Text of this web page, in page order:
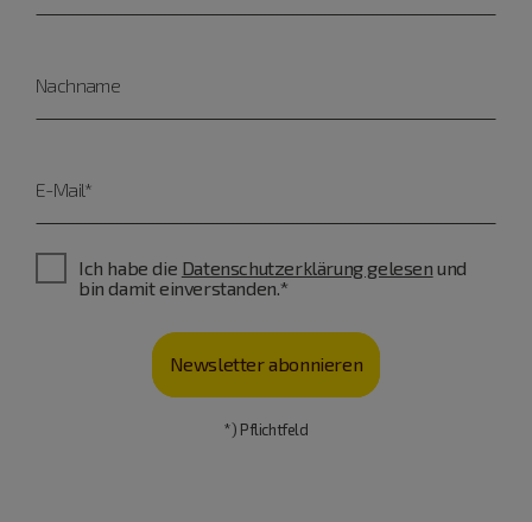
Nachname
E-Mail*
Ich habe die Datenschutzerklärung gelesen und
bin damit einverstanden.*
Newsletter abonnieren
*) Pflichtfeld